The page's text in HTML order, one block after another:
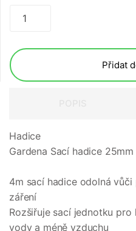
Přidat
Hadice
Gardena Sací hadice
4m sací hadice odolná
záření
Rozšiřuje sací jednotku pro
vody a méně vzduchu